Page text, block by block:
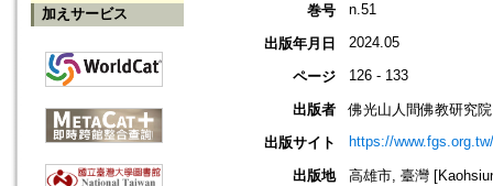
加えサービス
巻号
n.51
出版年月日 2024.05
ページ 126 - 133
出版者
佛光山人間佛教研究院
出版サイト
https://www.fgs.org.tw/
出版地
高雄市, 臺灣